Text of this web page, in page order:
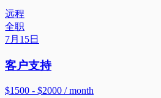
远程
全职
7月15日
客户支持
$1500 - $2000 / month